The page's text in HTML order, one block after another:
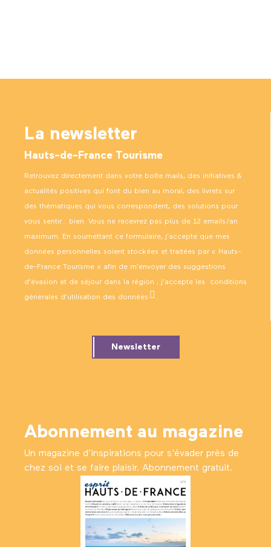
La newsletter
Hauts-de-France Tourisme
Retrouvez directement dans votre boîte mails, des initiatives &
actualités positives qui font du bien au moral, des livrets sur
des thématiques qui vous correspondent, des solutions pour
vous sentir… bien. Vous ne recevrez pas plus de 12 emails/an
maximum. En soumettant ce formulaire, j’accepte que mes
données personnelles soient stockées et traitées par « Hauts-
de-France Tourisme » afin de m’envoyer des suggestions
d’évasion et de séjour dans la région ; j’accepte les conditions
générales d’utilisation des données .
Newsletter
Abonnement au magazine
Un magazine d’inspirations pour s'évader près de
chez soi et se faire plaisir. Abonnement gratuit.